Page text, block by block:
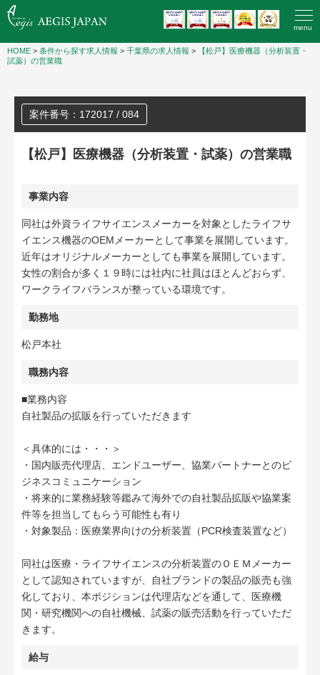
menu
HOME > 条件から探す求人情報 > 千葉県の求人情報 >
【松戸】医療機器（分析装置・
試薬）の営業職
案件番号：172017 / 084
【松戸】医療機器（分析装置・試薬）の営業職
事業内容
同社は外資ライフサイエンスメーカーを対象としたライフサ
イエンス機器のOEMメーカーとして事業を展開しています。
近年はオリジナルメーカーとしても事業を展開しています。
女性の割合が多く１９時には社内に社員はほとんどおらず、
ワークライフバランスが整っている環境です。
勤務地
松戸本社
職務内容
■業務内容
自社製品の拡販を行っていただきます
＜具体的には・・・＞
・国内販売代理店、エンドユーザー、協業パートナーとのビ
ジネスコミュニケーション
・将来的に業務経験等鑑みて海外での自社製品拡販や協業案
件等を担当してもらう可能性も有り
・対象製品：医療業界向けの分析装置（PCR検査装置など）
同社は医療・ライフサイエンスの分析装置のＯＥＭメーカー
として認知されていますが、自社ブランドの製品の販売も強
化しており、本ポジションは代理店などを通して、医療機
関・研究機関への自社機械、試薬の販売活動を行っていただ
きます。
給与